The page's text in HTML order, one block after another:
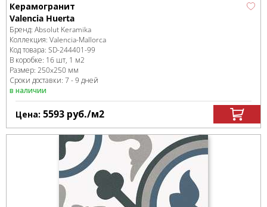
Керамогранит
Valencia Huerta
Бренд: Absolut Keramika
Коллекция: Valencia-Mallorca
Код товара: SD-244401-99
В коробке: 16 шт, 1 м2
Размер: 250x250 мм
Сроки доставки: 7 - 9 дней
в наличии
Цена: 5593 руб./м2